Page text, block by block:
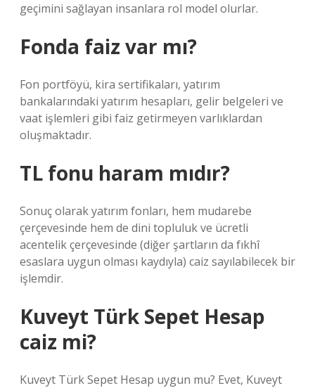
geçimini sağlayan insanlara rol model olurlar.
Fonda faiz var mı?
Fon portföyü, kira sertifikaları, yatırım
bankalarındaki yatırım hesapları, gelir belgeleri ve
vaat işlemleri gibi faiz getirmeyen varlıklardan
oluşmaktadır.
TL fonu haram mıdır?
Sonuç olarak yatırım fonları, hem mudarebe
çerçevesinde hem de dini topluluk ve ücretli
acentelik çerçevesinde (diğer şartların da fıkhî
esaslara uygun olması kaydıyla) caiz sayılabilecek bir
işlemdir.
Kuveyt Türk Sepet Hesap
caiz mi?
Kuveyt Türk Sepet Hesap uygun mu? Evet, Kuveyt